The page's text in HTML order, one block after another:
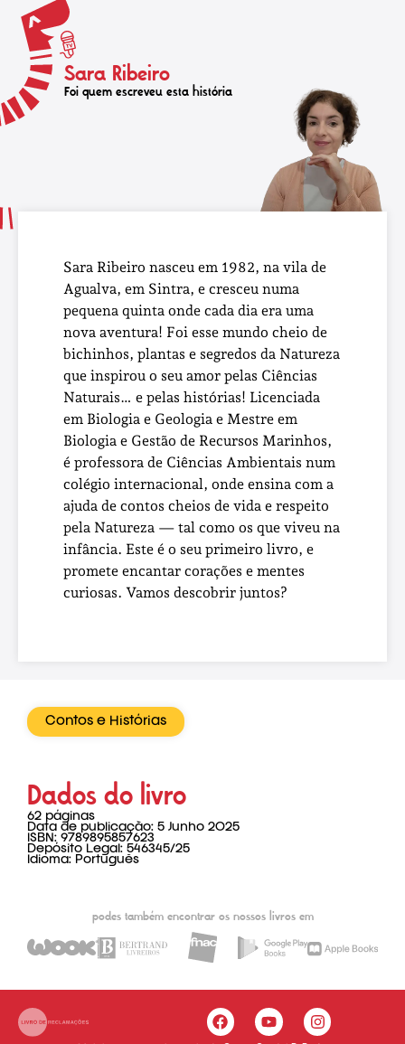
Sara Ribeiro
Foi quem escreveu esta história
Sara Ribeiro nasceu em 1982, na vila de
Agualva, em Sintra, e cresceu numa
pequena quinta onde cada dia era uma
nova aventura! Foi esse mundo cheio de
bichinhos, plantas e segredos da Natureza
que inspirou o seu amor pelas Ciências
Naturais… e pelas histórias! Licenciada
em Biologia e Geologia e Mestre em
Biologia e Gestão de Recursos Marinhos,
é professora de Ciências Ambientais num
colégio internacional, onde ensina com a
ajuda de contos cheios de vida e respeito
pela Natureza — tal como os que viveu na
infância. Este é o seu primeiro livro, e
promete encantar corações e mentes
curiosas. Vamos descobrir juntos?
Contos e Histórias
Dados do livro
62 páginas
Data de publicação: 5 Junho 2025
ISBN: 9789895857623
Depósito Legal: 546345/25
Idioma: Português
podes também encontrar os nossos livros em